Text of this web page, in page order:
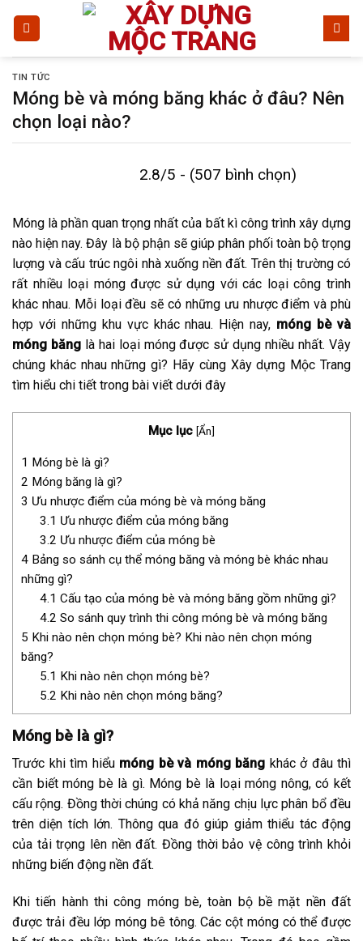
dungTIN TỨC
Móng bè và móng băng khác ở đâu? Nên
chọn loại nào?
2.8/5 - (507 bình chọn)
Móng là phần quan trọng nhất của bất kì công trình xây dựng
nào hiện nay. Đây là bộ phận sẽ giúp phân phối toàn bộ trọng
lượng và cấu trúc ngôi nhà xuống nền đất. Trên thị trường có
rất nhiều loại móng được sử dụng với các loại công trình
khác nhau. Mỗi loại đều sẽ có những ưu nhược điểm và phù
hợp với những khu vực khác nhau. Hiện nay, móng bè và
móng bănglà hai loại móng được sử dụng nhiều nhất. Vậy
chúng khác nhau những gì? Hãy cùng Xây dựng Mộc Trang
tìm hiểu chi tiết trong bài viết dưới đây
Mục lục [Ẩn]
1 Móng bè là gì?
2 Móng băng là gì?
3 Ưu nhược điểm của móng bè và móng băng
3.1 Ưu nhược điểm của móng băng
3.2 Ưu nhược điểm của móng bè
4 Bảng so sánh cụ thể móng băng và móng bè khác nhau
những gì?
4.1 Cấu tạo của móng bè và móng băng gồm những gì?
4.2 So sánh quy trình thi công móng bè và móng băng
5 Khi nào nên chọn móng bè? Khi nào nên chọn móng
băng?
5.1 Khi nào nên chọn móng bè?
5.2 Khi nào nên chọn móng băng?
Móng bè là gì?
Trước khi tìm hiểu móng bè và móng băng khác ở đâu thì
cần biết móng bè là gì. Móng bè là loại móng nông, có kết
cấu rộng. Đồng thời chúng có khả năng chịu lực phân bổ đều
trên diện tích lớn. Thông qua đó giúp giảm thiểu tác động
của tải trọng lên nền đất. Đồng thời bảo vệ công trình khỏi
những biến động nền đất.
Khi tiến hành thi công móng bè, toàn bộ bề mặt nền đất
được trải đều lớp móng bê tông. Các cột móng có thể được